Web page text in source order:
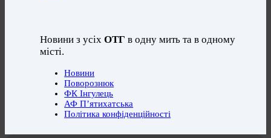
Новини з усіхОТГ в одну мить та в одному
місті.
Новини
Поворознюк
ФК Інгулець
АФ П’ятихатська
Політика конфіденційності